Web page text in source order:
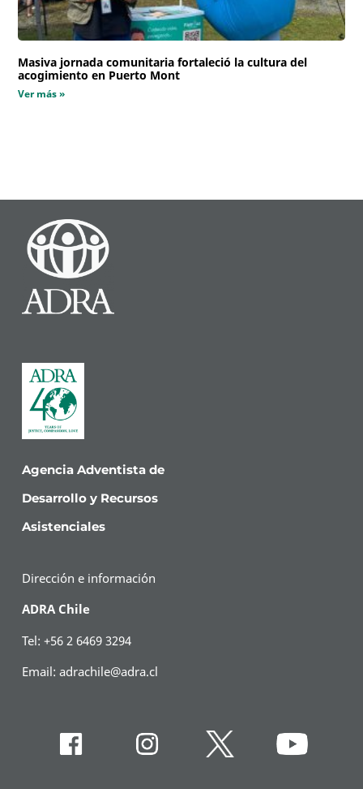
Masiva jornada comunitaria fortaleció la cultura del
acogimiento en Puerto Mont
Ver más »
Agencia Adventista de
Desarrollo y Recursos
Asistenciales
Dirección e información
ADRA Chile
Tel: +56 2 6469 3294
Email:adrachile@adra.cl